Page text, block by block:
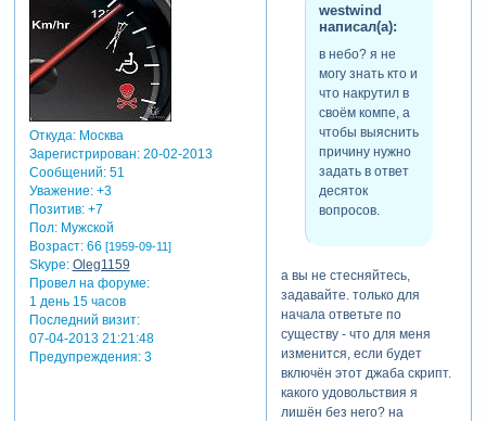
Откуда:Москва
Зарегистрирован: 20-02-2013
Сообщений:51
Уважение: +3
Позитив: +7
Пол:Мужской
Возраст:66 [1959-09-11]
Skype: Oleg1159
Провел на форуме:
1 день 15 часов
Последний визит:
07-04-2013 21:21:48
Предупреждения:3
westwind
написал(а):
в небо? я не
могу знать кто и
что накрутил в
своём компе, а
чтобы выяснить
причину нужно
задать в ответ
десяток
вопросов.
а вы не стесняйтесь,
задавайте. только для
начала ответьте по
существу - что для меня
изменится, если будет
включён этот джаба скрипт.
какого удовольствия я
лишён без него? на